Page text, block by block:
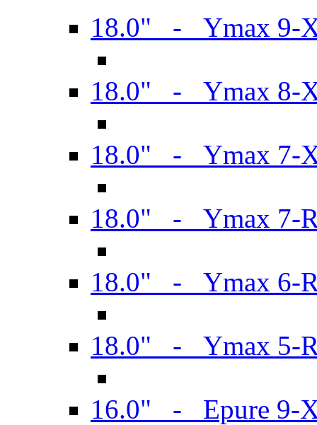
18.0" - Ymax 9-
18.0" - Ymax 8-
18.0" - Ymax 7-
18.0" - Ymax 7-
18.0" - Ymax 6-
18.0" - Ymax 5-
16.0" - Epure 9-